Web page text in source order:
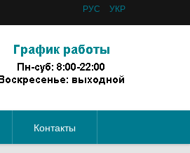
РУС УКР
Контакты